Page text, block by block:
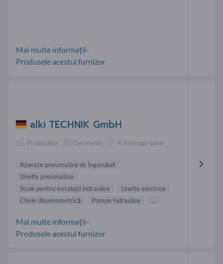
Mai multe informații-
Produsele acestui furnizor
alki TECHNIK GmbH
Producător Germania În întreaga lume
Aparate pneumatice de înşurubat
Unelte pneumatice
Scule pentru instalaţii hidraulice
Unelte electrice
Cheie dinamometrică
Pompe hidraulice ...
Mai multe informații-
Produsele acestui furnizor